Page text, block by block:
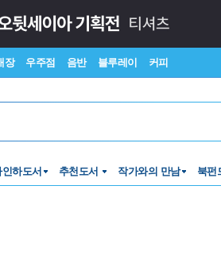
장 우주점 음반 블루레이 커피
인하도서 추천도서 작가와의 만남 북펀